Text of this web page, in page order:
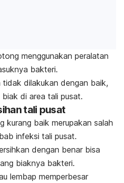
menggunakan peralatan
bakteri.
dilakukan dengan baik,
di area tali pusat.
tali pusat
kurang baik merupakan salah
infeksi tali pusat.
dengan benar bisa
biaknya bakteri.
lembap memperbesar